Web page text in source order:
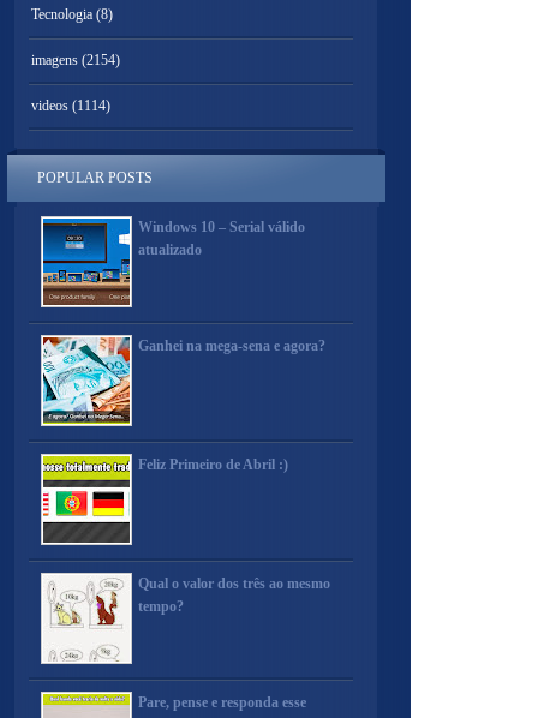
Tecnologia (8)
imagens (2154)
videos (1114)
POPULAR POSTS
Windows 10 – Serial válido
atualizado
Ganhei na mega-sena e agora?
Feliz Primeiro de Abril :)
Qual o valor dos três ao mesmo
tempo?
Pare, pense e responda esse